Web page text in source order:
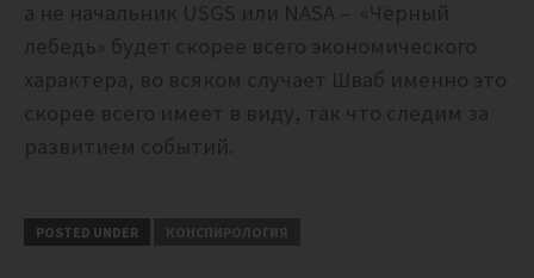
а не начальник USGS или NASA – «Чёрный
лебедь» будет скорее всего экономического
характера, во всяком случает Шваб именно это
скорее всего имеет в виду, так что следим за
развитием событий.
POSTED UNDER КОНСПИРОЛОГИЯ